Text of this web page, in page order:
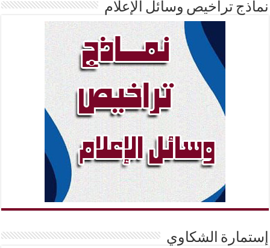
نماذج تراخيص وسائل الإعلام
إستمارة الشكاوي